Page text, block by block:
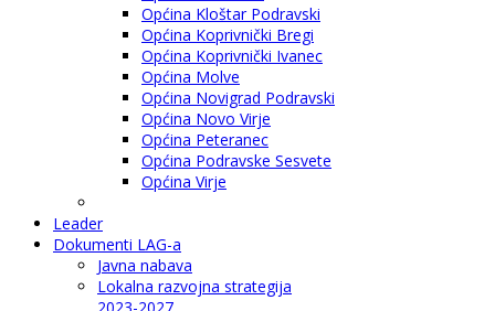
Općina Kloštar Podravski
Općina Koprivnički Bregi
Općina Koprivnički Ivanec
Općina Molve
Općina Novigrad Podravski
Općina Novo Virje
Općina Peteranec
Općina Podravske Sesvete
Općina Virje
Leader
Dokumenti LAG-a
Javna nabava
Lokalna razvojna strategija